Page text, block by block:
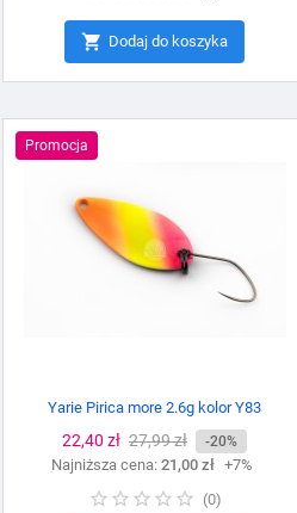
 Dodaj do koszyka
Promocja
Yarie Pirica more 2.6g kolor Y83
Cena
22,40 zł Cena
podstawowa
27,99 zł -20%
Najniższa cena: 21,00 zł +7%
(0)